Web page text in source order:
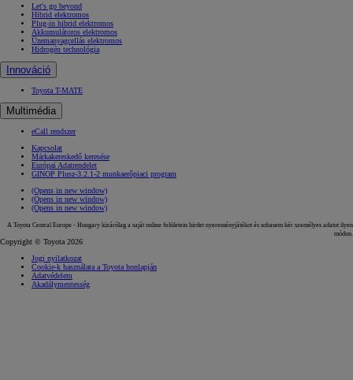
Let's go beyond
Hibrid elektromos
Plug-in hibrid elektromos
Akkumulátoros elektromos
Üzemanyagcellás elektromos
Hidrogén technológia
Innováció
Toyota T-MATE
Multimédia
eCall rendszer
Kapcsolat
Márkakereskedő keresése
Európai Adatrendelet
GINOP Plusz-3.2.1-2 munkaerőpiaci program
(Opens in new window)
(Opens in new window)
(Opens in new window)
A Toyota Central Europe - Hungary kizárólag a saját online felületein hirdet nyereményjátékot és sohasem kér személyes adatot ilyen
módon.
Copyright © Toyota 2026
Jogi nyilatkozat
Cookie-k használata a Toyota honlapján
Adatvédelem
Akadálymentesség